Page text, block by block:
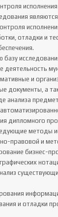
отладки и
деятельность
и
документы, а
анализа
дипломного
методы
правовой и
бизнес-
и отладки